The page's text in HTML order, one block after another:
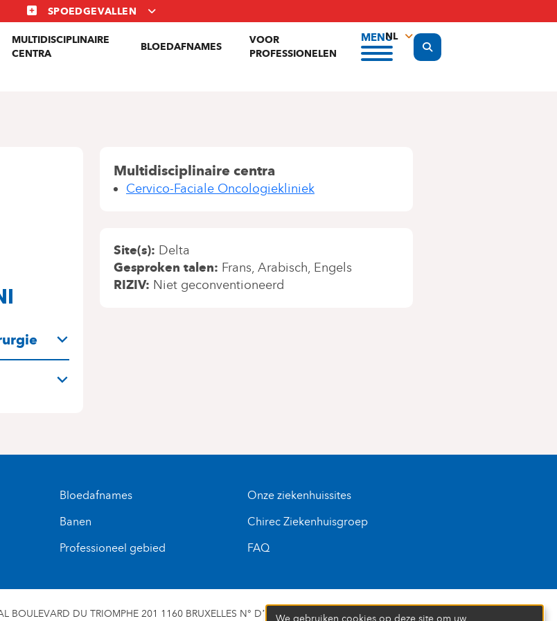
SPOEDGEVALLEN
MULTIDISCIPLINAIRE
CENTRA
BLOEDAFNAMES
VOOR
PROFESSIONELEN
MENU
Display the search form
NL
FR
Multidisciplinaire centra
Cervico-Faciale Oncologiekliniek
Site(s) Delta
Gesproken talen Frans Arabisch Engels
RIZIV Niet geconventioneerd
Bloedafnames
Banen
Professioneel gebied
Onze ziekenhuissites
Chirec Ziekenhuisgroep
FAQ
BOULEVARD DU TRIOMPHE 201 1160 BRUXELLES N° D’ENTREPRISE : 472 937 059
We gebruiken cookies op deze site om uw